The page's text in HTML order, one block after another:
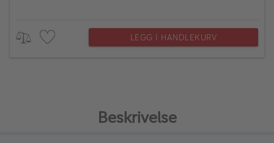
LEGG I HANDLEKURV
Beskrivelse